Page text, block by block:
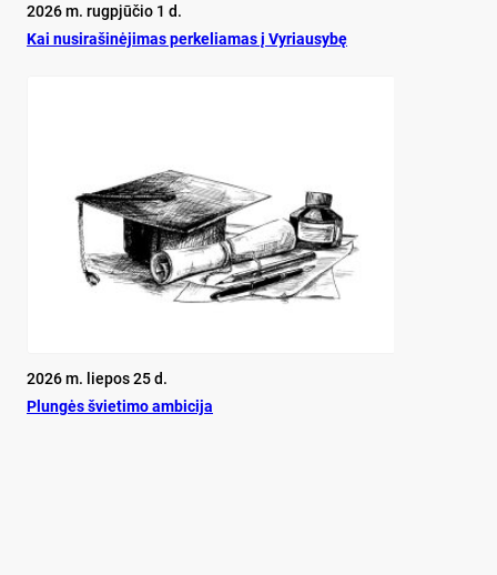
2026 m. rugpjūčio 1 d.
Kai nu­si­ra­ši­nė­ji­mas per­ke­lia­mas į Vy­riau­sy­bę
2026 m. liepos 25 d.
Plun­gės švie­ti­mo am­bi­ci­ja